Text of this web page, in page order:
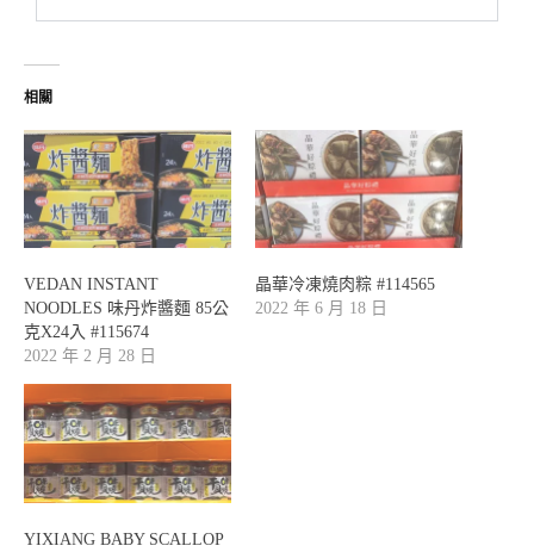
相關
VEDAN INSTANT
NOODLES 味丹炸醬麵 85公
克X24入 #115674
2022 年 2 月 28 日
晶華冷凍燒肉粽 #114565
2022 年 6 月 18 日
YIXIANG BABY SCALLOP